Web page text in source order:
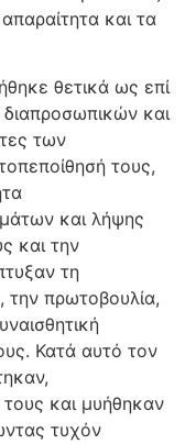
και τα
θετικά ως επί
και
των
τους,
και λήψης
και την
τη
την πρωτοβουλία,
Κατά αυτό τον
και μυήθηκαν
τυχόν